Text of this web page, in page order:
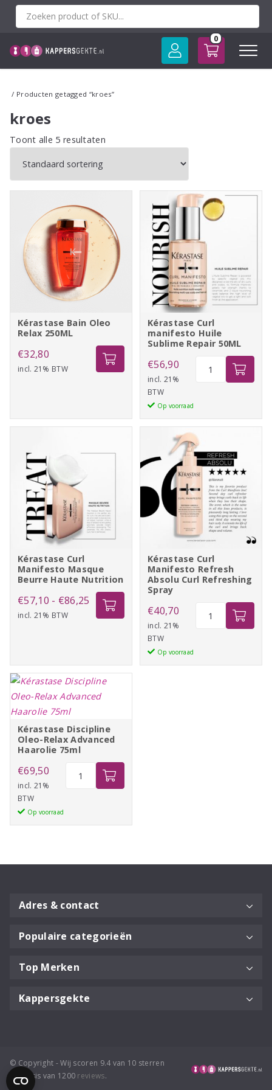
Spring
0
/ Producten getagged “kroes”
kroes
Toont alle 5 resultaten
Kérastase Bain Oleo
Relax 250ML
€32,80
incl. 21% BTW
Kérastase Curl
manifesto Huile
Sublime Repair 50ML
€56,90
incl. 21%
BTW
Op voorraad
Kérastase
Sublime
Repair
50ML
aantal
Kérastase Curl
Manifesto Masque
Beurre Haute Nutrition
€57,10 - €86,25 Prijsklasse:
€57,10
incl. 21% BTW
Kérastase Curl
Manifesto Refresh
Absolu Curl Refreshing
Spray
€40,70
incl. 21%
BTW
Op voorraad
Kérastase
Kérastase Discipline
Oleo-Relax Advanced
Haarolie 75ml
€69,50
incl. 21%
BTW
Op voorraad
Kérastase
Discipline
Adres & contact
Populaire categorieën
Top Merken
Kappersgekte
© Copyright - Wij scoren 9.4 van 10 sterren
op basis van 1200 reviews.